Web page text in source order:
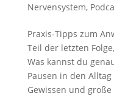
Nervensystem,
Praxis-Tipps zum
Teil der letzten
Was kannst du
Pausen in den
Gewissen und